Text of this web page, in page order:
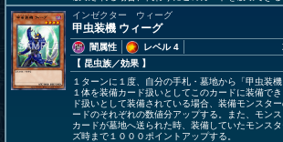
インゼクター ウィーグ
甲虫装機 ウィーグ
闇属性
レベル 4
【 昆虫族／効果 】
１ターンに１度、自分の手札・墓地から「甲虫装
１体を装備カード扱いとしてこのカードに装備で
ド扱いとして装備されている場合、装備モンスタ
ードのそれぞれの数値分アップする。また、モン
カードが墓地へ送られた時、装備していたモンス
ズ時まで１０００ポイントアップする。